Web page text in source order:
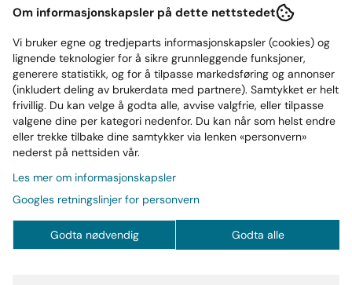
Om informasjonskapsler på dette nettstedet
Vi bruker egne og tredjeparts informasjonskapsler (cookies) og
lignende teknologier for å sikre grunnleggende funksjoner,
generere statistikk, og for å tilpasse markedsføring og annonser
(inkludert deling av brukerdata med partnere). Samtykket er helt
frivillig. Du kan velge å godta alle, avvise valgfrie, eller tilpasse
valgene dine per kategori nedenfor. Du kan når som helst endre
eller trekke tilbake dine samtykker via lenken «personvern»
nederst på nettsiden vår.
Les mer om informasjonskapsler
Googles retningslinjer for personvern
Godta nødvendig Godta alle